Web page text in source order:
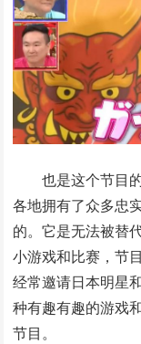
也是这个节目
各地拥有了众多忠
的。它是无法被替
小游戏和比赛，节
经常邀请日本明星
种有趣有趣的游戏
节目。